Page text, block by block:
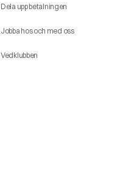
Dela upp betalningen
Jobba hos och med oss
Vedklubben